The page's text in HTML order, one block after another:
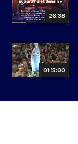
26:38
01:15:00